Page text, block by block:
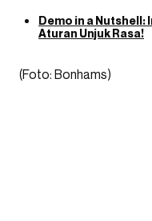
Demo in a Nutshell:
Aturan Unjuk Rasa!
(Foto: Bonhams)